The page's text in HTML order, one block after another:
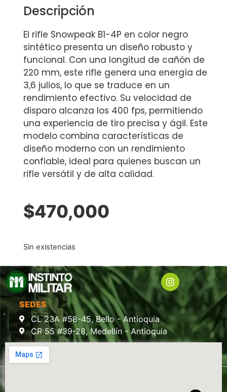
Descripción
El rifle Snowpeak B1-4P en color negro
sintético presenta un diseño robusto y
funcional. Con una longitud de cañón de
220 mm, este rifle genera una energía de
3,6 julios, lo que se traduce en un
rendimiento efectivo. Su velocidad de
disparo alcanza los 400 fps, permitiendo
una experiencia de tiro precisa y ágil. Este
modelo combina características de
diseño moderno con un rendimiento
confiable, ideal para quienes buscan un
rifle versátil y de alta calidad.
$470,000
Sin existencias
SEDES
CL 23A #58-45, Bello - Antioquia
CR 55 #39-28, Medellín - Antioquia